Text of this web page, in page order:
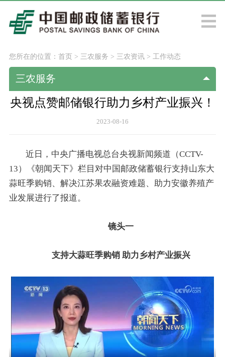
您所在的位置： 首页> 三农服务 > 三农资讯> 工作动态
三农服务
央视点赞邮储银行助力乡村产业振兴！
2023-08-16
近日，中央广播电视总台央视新闻频道（CCTV-
13）《朝闻天下》栏目对中国邮政储蓄银行支持山东大
蒜旺季购销、解决江苏果农融资难题、助力安徽养殖产
业发展进行了报道。
镜头一
支持大蒜旺季购销 助力乡村产业振兴